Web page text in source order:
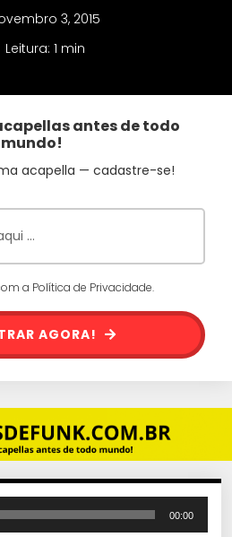
3, 2015
Leitura: 1 min
antes de todo
mundo!
acapella — cadastre-se!
a Política de Privacidade.
AGORA!
00:00